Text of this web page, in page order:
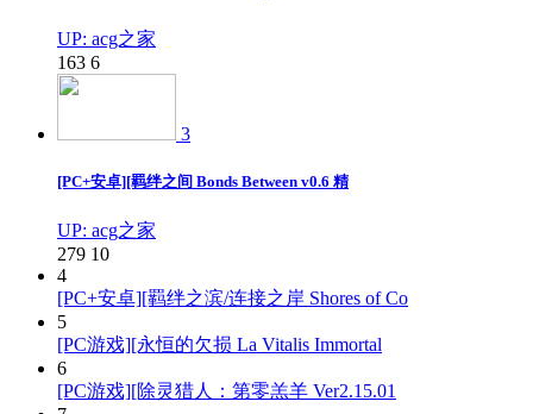
UP: acg之家
163 6
3
[PC+安卓][羁绊之间 Bonds Between v0.6 精
UP: acg之家
279 10
4
[PC+安卓][羁绊之滨/连接之岸 Shores of Co
5
[PC游戏][永恒的欠损 La Vitalis Immortal
6
[PC游戏][除灵猎人：第零羔羊 Ver2.15.01